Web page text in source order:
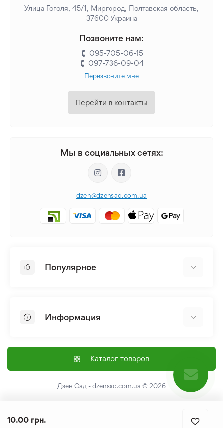
10.00 грн.
Улица Гоголя, 45/1, Миргород, Полтавская область,
37600 Украина
Позвоните нам:
095-705-06-15
097-736-09-04
Перезвоните мне
Перейти в контакты
Мы в социальных сетях:
dzen@dzensad.com.ua
Популярное
Лилия
Семена
Информация
Доставка и оплата
Контакты
Каталог товаров
Дзен Сад - dzensad.com.ua © 2026